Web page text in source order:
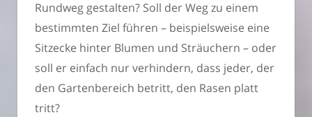
Rundweg gestalten? Soll der Weg zu einem
bestimmten Ziel führen – beispielsweise eine
Sitzecke hinter Blumen und Sträuchern – oder
soll er einfach nur verhindern, dass jeder, der
den Gartenbereich betritt, den Rasen platt
tritt?